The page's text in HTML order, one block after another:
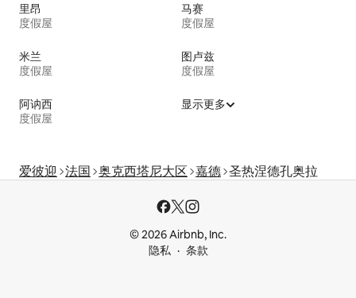
里昂
度假屋
马赛
度假屋
米兰
度假屋
图卢兹
度假屋
阿讷西
度假屋
显示更多
爱彼迎 法国 奥克西塔尼大区 嘉德 圣热涅德孔奥拉
© 2026 Airbnb, Inc.
隐私
条款